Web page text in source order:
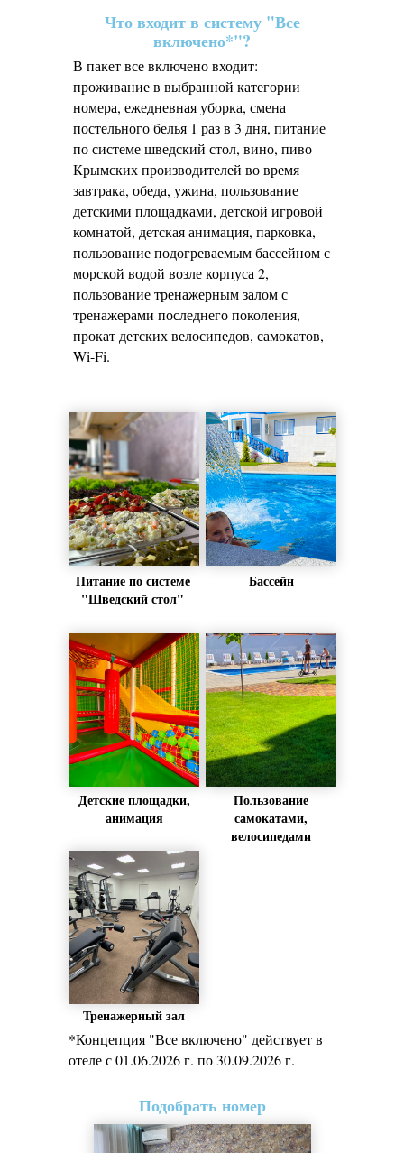
Что входит в систему "Все
включено*"?
*Концепция "Все включено" действует в
отеле с 01.06.2026 г. по 30.09.2026 г.
В пакет все включено входит:
проживание в выбранной категории
номера, ежедневная уборка, смена
постельного белья 1 раз в 3 дня, питание
по системе шведский стол, вино, пиво
Крымских производителей во время
завтрака, обеда, ужина, пользование
детскими площадками, детской игровой
комнатой, детская анимация, парковка,
пользование подогреваемым бассейном с
морской водой возле корпуса 2,
пользование тренажерным залом с
тренажерами последнего поколения,
прокат детских велосипедов, самокатов,
Wi-Fi.
Питание по системе
"Шведский стол"
Пользование
самокатами,
велосипедами
Детские площадки,
анимация
Тренажерный зал
Бассейн
Подобрать номер